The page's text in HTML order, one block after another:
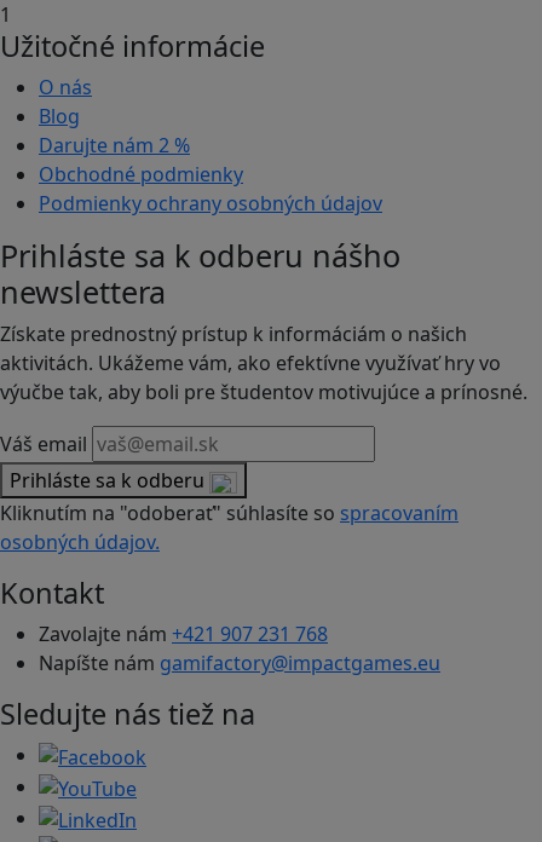
1
Užitočné informácie
O nás
Blog
Darujte nám 2 %
Obchodné podmienky
Podmienky ochrany osobných údajov
Prihláste sa k odberu nášho
newslettera
Získate prednostný prístup k informáciám o našich
aktivitách. Ukážeme vám, ako efektívne využívať hry vo
výučbe tak, aby boli pre študentov motivujúce a prínosné.
Váš email
Prihláste sa k odberu
Kliknutím na "odoberať" súhlasíte so spracovaním
osobných údajov.
Kontakt
Zavolajte nám +421 907 231 768
Napíšte nám gamifactory@impactgames.eu
Sledujte nás tiež na